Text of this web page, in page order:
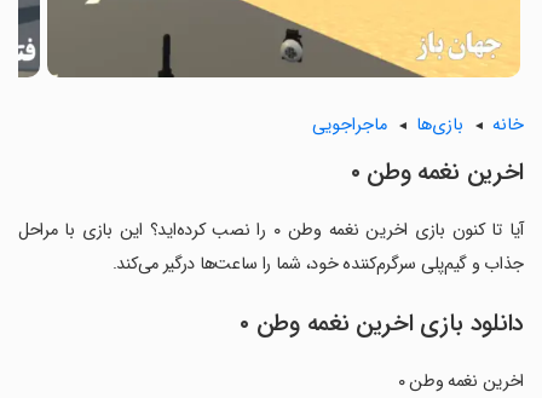
خانه بازی‌ها ماجراجویی
‏‏اخرین نغمه وطن ۰
آیا تا کنون بازی ‏‏اخرین نغمه وطن ۰ را نصب کرده‌اید؟ این بازی با مراحل
جذاب و گیم‌پلی سرگرم‌کننده خود، شما را ساعت‌ها درگیر می‌کند.
دانلود بازی ‏‏اخرین نغمه وطن ۰
‏اخرین نغمه وطن ۰